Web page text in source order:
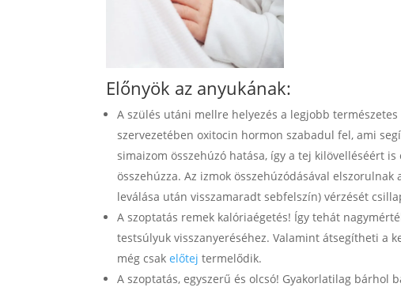
Előnyök az anyukának:
A szülés utáni mellre helyezés a legjobb
szervezetében oxitocin hormon szabadul fel, ami
simaizom összehúzó hatása, így a tej kilövelléséért
összehúzza. Az izmok összehúzódásával
leválása után visszamaradt sebfelszín) vérzését
A szoptatás remek kalóriaégetés! Így tehát
testsúlyuk visszanyeréséhez. Valamint átsegítheti a
még csakelőtej termelődik.
A szoptatás, egyszerű és olcsó! Gyakorlatilag bárhol